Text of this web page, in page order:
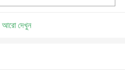
আরো দেখুন